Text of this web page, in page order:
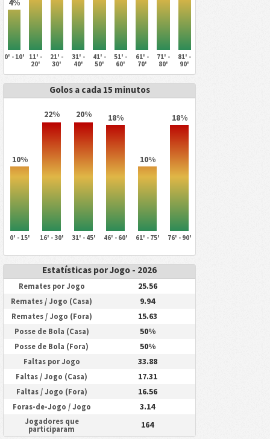
4%
0' - 10'
11' -
20'
21' -
30'
31' -
40'
41' -
50'
51' -
60'
61' -
70'
71' -
80'
81' -
90'
Golos a cada 15 minutos
10%
22% 20% 18%
10%
18%
0' - 15' 16' - 30' 31' - 45' 46' - 60' 61' - 75' 76' - 90'
Estatísticas por Jogo - 2026
Remates por Jogo 25.56
Remates / Jogo (Casa) 9.94
Remates / Jogo (Fora) 15.63
Posse de Bola (Casa) 50%
Posse de Bola (Fora) 50%
Faltas por Jogo 33.88
Faltas / Jogo (Casa) 17.31
Faltas / Jogo (Fora) 16.56
Foras-de-Jogo / Jogo 3.14
Jogadores que
participaram
164